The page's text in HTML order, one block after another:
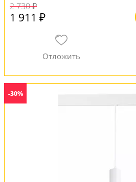
2 730 ₽
1 911 ₽
-30%